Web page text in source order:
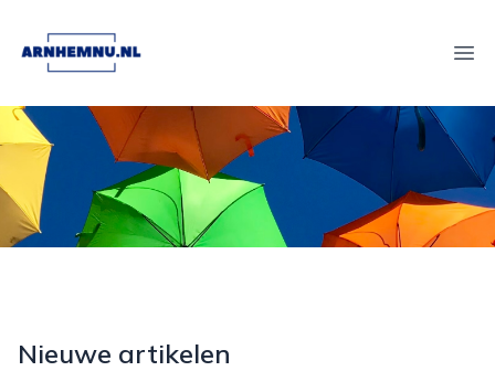
arnhemnu.nl
Nieuwe artikelen